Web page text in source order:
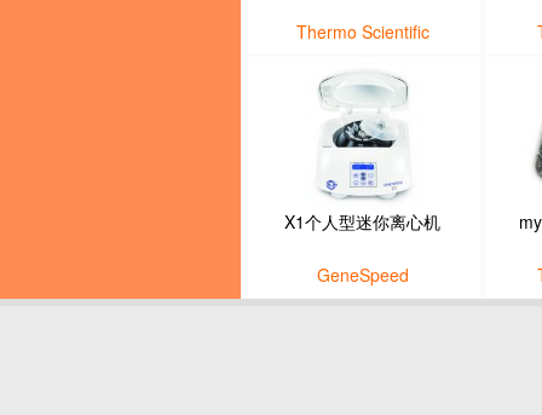
Thermo Scientific
X1个人型迷你离心机
GeneSpeed